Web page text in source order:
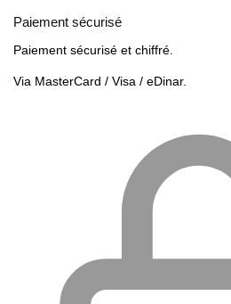
Paiement sécurisé
Paiement sécurisé et chiffré.
Via MasterCard / Visa / eDinar.